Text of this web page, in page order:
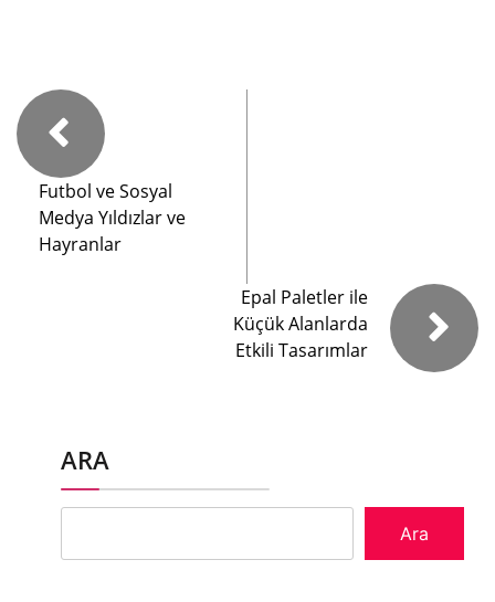
Futbol ve Sosyal
Medya Yıldızlar ve
Hayranlar
Epal Paletler ile
Küçük Alanlarda
Etkili Tasarımlar
ARA
Ara